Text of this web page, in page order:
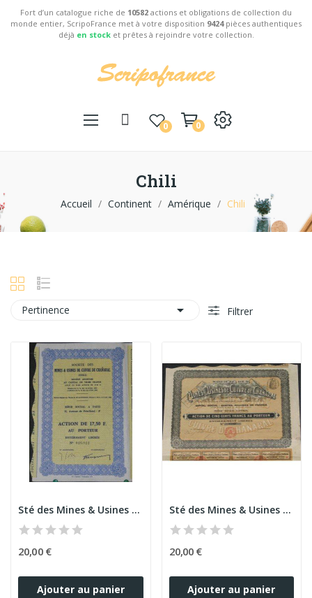
Fort d’un catalogue riche de 10582 actions et obligations de collection du
monde entier, ScripoFrance met à votre disposition 9424pièces authentiques
déjà en stocket prêtes à rejoindre votre collection.
0 0
Chili
Accueil Continent Amérique Chili
Pertinence  Filtrer
Sté des Mines & Usines de Cuivre de Chañaral...
20,00 €
Ajouter au panier
Sté des Mines & Usines de Cuivre de Chañaral...
20,00 €
Ajouter au panier